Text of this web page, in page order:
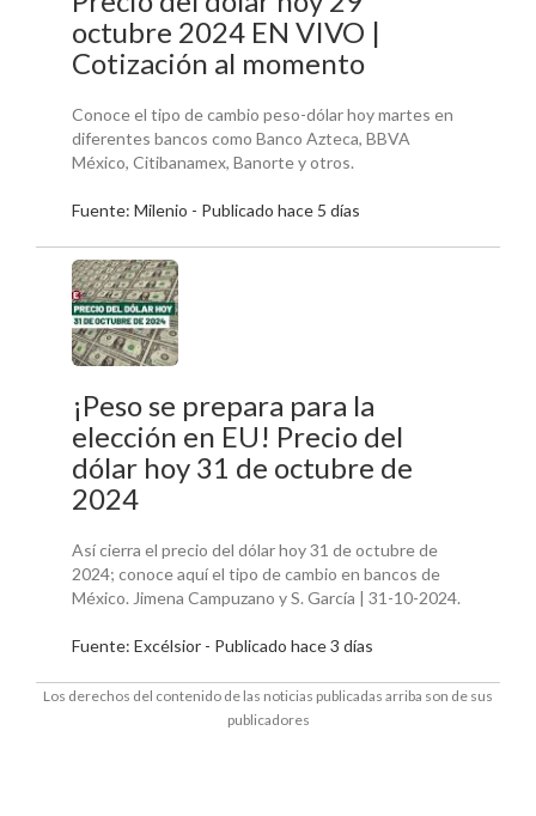
octubre 2024 EN VIVO |
Cotización al momento
Conoce el tipo de cambio peso-dólar hoy martes en
diferentes bancos como Banco Azteca, BBVA
México, Citibanamex, Banorte y otros.
Fuente: Milenio - Publicado hace 5 días
¡Peso se prepara para la
elección en EU! Precio del
dólar hoy 31 de octubre de
2024
Así cierra el precio del dólar hoy 31 de octubre de
2024; conoce aquí el tipo de cambio en bancos de
México. Jimena Campuzano y S. García | 31-10-2024.
Fuente: Excélsior - Publicado hace 3 días
Los derechos del contenido de las noticias publicadas arriba son de sus
publicadores